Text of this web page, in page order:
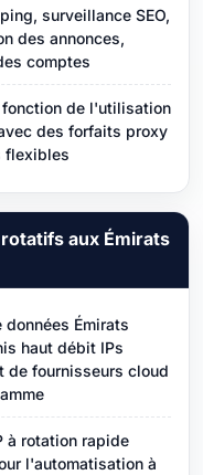
surveillance SEO,
des annonces,
comptes
fonction de l'utilisation
des forfaits proxy
flexibles
aux Émirats
données Émirats
haut débit IPs
de fournisseurs cloud
à rotation rapide
l'automatisation à